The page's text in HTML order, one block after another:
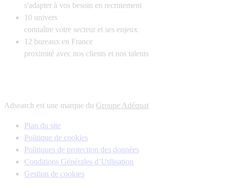
s'adapter à vos besoin en recrutement
10 univers
connaître votre secteur et ses enjeux
12 bureaux en France
proximité avec nos clients et nos talents
Adsearch est une marque du Groupe Adéquat
Plan du site
Politique de cookies
Politiques de protection des données
Conditions Générales d’Utilisation
Gestion de cookies